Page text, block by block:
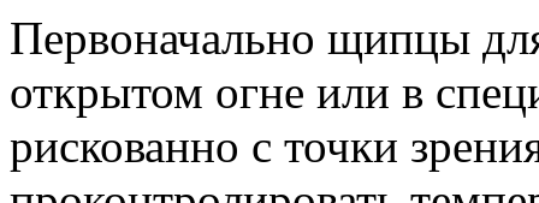
Первоначально щипцы
открытом огне или в
рискованно с точки